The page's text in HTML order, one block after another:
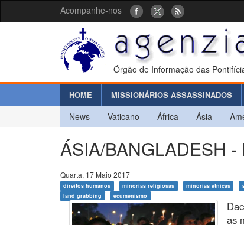
Acompanhe-nos
Órgão de Informação das
HOME MISSIONÁRIOS ASSASSINADOS
News Vaticano África Ásia
ÁSIA/BANGLADESH
Quarta, 17 Maio 2017
direitos humanos minorias religiosas minorias étnicas
land grabbing
ecumenismo
as